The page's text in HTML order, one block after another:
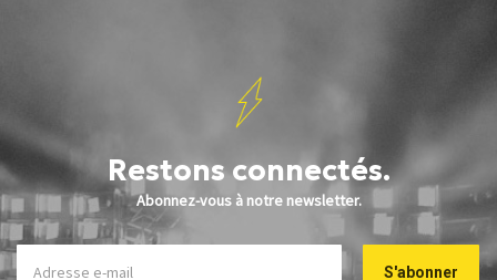
Restons connectés.
Abonnez-vous à notre newsletter.